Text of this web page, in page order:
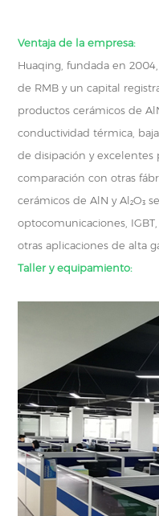
Ventaja de la empresa:
Huaqing, fundada en
de RMB y un capital
productos cerámicos de
conductividad térmica,
de disipación y excelentes
comparación con otras
cerámicos de AlN y Al₂O₃
optocomunicaciones,
otras aplicaciones de alta
Taller y equipamiento: